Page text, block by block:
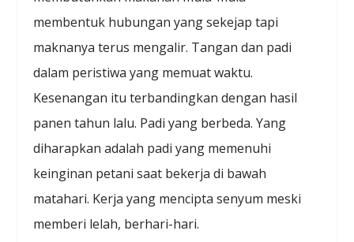
membentuk hubungan yang sekejap tapi
maknanya terus mengalir. Tangan dan padi
dalam peristiwa yang memuat waktu.
Kesenangan itu terbandingkan dengan hasil
panen tahun lalu. Padi yang berbeda. Yang
diharapkan adalah padi yang memenuhi
keinginan petani saat bekerja di bawah
matahari. Kerja yang mencipta senyum meski
memberi lelah, berhari-hari.